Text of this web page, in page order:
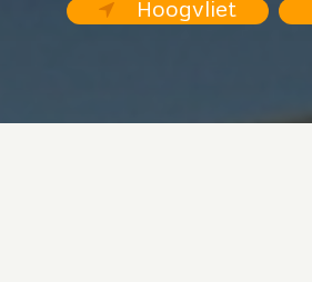
Hoogvliet